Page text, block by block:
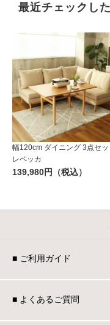
最近チェックし
幅120cm ダイニング 3点セッ
レベッカ
139,980円（税込）
■ ご利用ガイド
■ よくあるご質問